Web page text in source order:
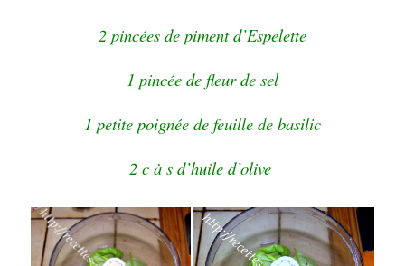
2 pincées de piment d’Espelette
1 pincée de fleur de sel
1 petite poignée de feuille de basilic
2 c à s d’huile d’olive